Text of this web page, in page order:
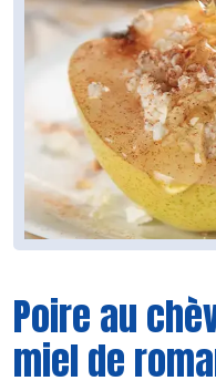
Poire au
miel de